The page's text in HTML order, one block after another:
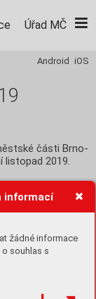
informací
žádné informace
souhlas s
Úřad MČ
Android iOS
části Brno-
listopad 2019.
Číst